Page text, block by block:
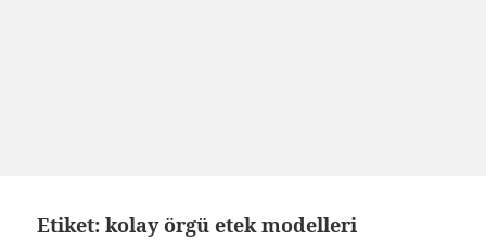
Etiket: kolay örgü etek modelleri